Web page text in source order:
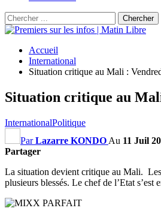
Accueil
International
Situation critique au Mali :
Situation critique au
InternationalPolitique
ParLazarre KONDO Au 11 Juil
Partager
La situation devient critique au Mali.
plusieurs blessés. Le chef de l’Etat